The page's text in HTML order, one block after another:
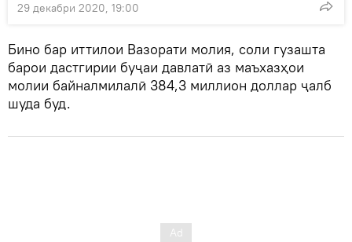
29 декабри 2020, 19:00
Бино бар иттилои Вазорати молия, соли гузашта
барои дастгирии буҷаи давлатӣ аз маъхазҳои
молии байналмилалӣ 384,3 миллион доллар ҷалб
шуда буд.